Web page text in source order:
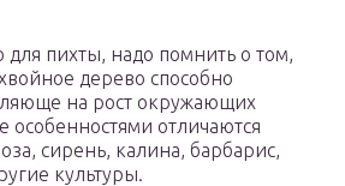
для пихты, надо помнить о том,
дерево способно
на рост окружающих
особенностями отличаются
сирень, калина, барбарис,
культуры.